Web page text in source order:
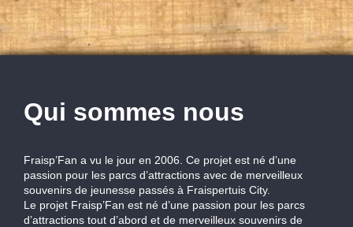
Qui sommes nous
Fraisp’Fan a vu le jour en 2006. Ce projet est né d’une
passion pour les parcs d’attractions avec de merveilleux
souvenirs de jeunesse passés à Fraispertuis City.
Le projet Fraisp’Fan est né d’une passion pour les parcs
d’attractions tout d’abord et de merveilleux souvenirs de